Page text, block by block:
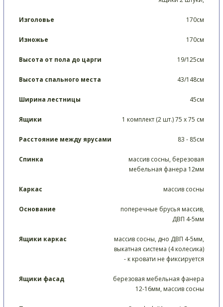
Изголовье 170см
Изножье 170см
Высота от пола до царги 19/125см
Высота спального места 43/148см
Ширина лестницы 45см
Ящики 1 комплект (2 шт.) 75 х 75 см
Расстояние между ярусами 83 - 85см
Спинка
массив сосны, березовая
мебельная фанера 12мм
Каркас массив сосны
Основание
поперечные брусья массив,
ДВП 4-5мм
Ящики каркас
массив сосны, дно ДВП 4-5мм,
выкатная система (4 колесика)
- к кровати не фиксируется
Ящики фасад
березовая мебельная фанера
12-16мм, массив сосны